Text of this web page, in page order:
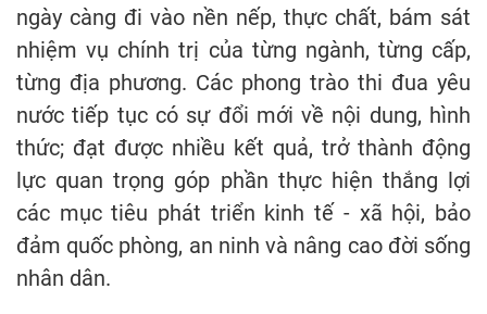
ngày càng đi vào nền nếp, thực chất, bám sát
nhiệm vụ chính trị của từng ngành, từng cấp,
từng địa phương. Các phong trào thi đua yêu
nước tiếp tục có sự đổi mới về nội dung, hình
thức; đạt được nhiều kết quả, trở thành động
lực quan trọng góp phần thực hiện thắng lợi
các mục tiêu phát triển kinh tế - xã hội, bảo
đảm quốc phòng, an ninh và nâng cao đời sống
nhân dân.